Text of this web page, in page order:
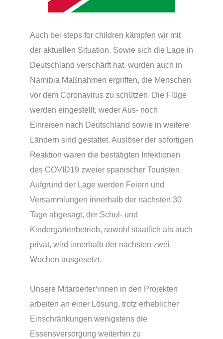
Auch bei steps for children kämpfen wir mit
der aktuellen Situation. Sowie sich die Lage in
Deutschland verschärft hat, wurden auch in
Namibia Maßnahmen ergriffen, die Menschen
vor dem Coronavirus zu schützen. Die Flüge
werden eingestellt, weder Aus- noch
Einreisen nach Deutschland sowie in weitere
Ländern sind gestattet. Auslöser der sofortigen
Reaktion waren die bestätigten Infektionen
des COVID19 zweier spanischer Touristen.
Aufgrund der Lage werden Feiern und
Versammlungen innerhalb der nächsten 30
Tage abgesagt, der Schul- und
Kindergartenbetrieb, sowohl staatlich als auch
privat, wird innerhalb der nächsten zwei
Wochen ausgesetzt.
Unsere Mitarbeiter*innen in den Projekten
arbeiten an einer Lösung, trotz erheblicher
Einschränkungen wenigstens die
Essensversorgung weiterhin zu